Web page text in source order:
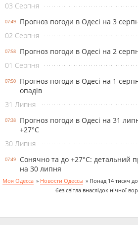
03 Серпня
07:49
Прогноз погоди в Одесі на 3
02 Серпня
07:58
Прогноз погоди в Одесі на 2
01 Серпня
07:50
Прогноз погоди в Одесі на 1
опадів
31 Липня
07:38
Прогноз погоди в Одесі на 31
+27°С
30 Липня
07:49
Сонячно та до +27°С: детальний
на 30 липня
Моя Одесса » Новости Одессы » Понад 14 тисяч
без світла внаслідок нічної